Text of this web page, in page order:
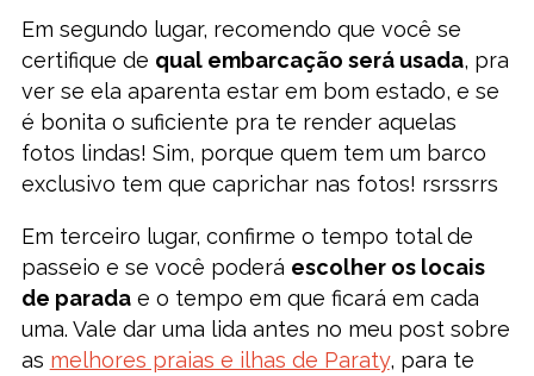
Em segundo lugar, recomendo que você se
certifique de qual embarcação será usada, pra
ver se ela aparenta estar em bom estado, e se
é bonita o suficiente pra te render aquelas
fotos lindas! Sim, porque quem tem um barco
exclusivo tem que caprichar nas fotos! rsrssrrs
Em terceiro lugar, confirme o tempo total de
passeio e se você poderá escolher os locais
de paradae o tempo em que ficará em cada
uma. Vale dar uma lida antes no meu post sobre
as melhores praias e ilhas de Paraty, para te